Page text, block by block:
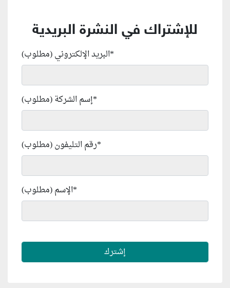
للإشتراك في النشرة البريدية
البريد الإلكتروني (مطلوب)*
إسم الشركة (مطلوب)*
رقم التليفون (مطلوب)*
الإسم (مطلوب)*